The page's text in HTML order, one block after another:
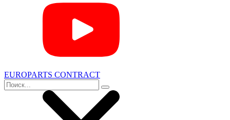
EUROPARTS CONTRACT